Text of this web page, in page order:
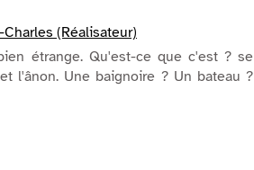
Charles (Réalisateur)
étrange. Qu'est-ce que c'est ? se
l'ânon. Une baignoire ? Un bateau ?